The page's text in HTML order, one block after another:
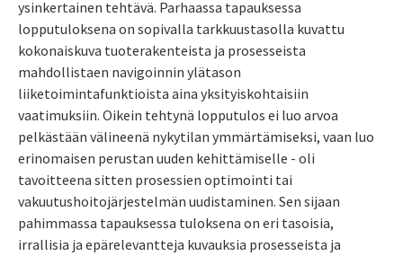
ysinkertainen tehtävä. Parhaassa tapauksessa
lopputuloksena on sopivalla tarkkuustasolla kuvattu
kokonaiskuva tuoterakenteista ja prosesseista
mahdollistaen navigoinnin ylätason
liiketoimintafunktioista aina yksityiskohtaisiin
vaatimuksiin. Oikein tehtynä lopputulos ei luo arvoa
pelkästään välineenä nykytilan ymmärtämiseksi, vaan luo
erinomaisen perustan uuden kehittämiselle - oli
tavoitteena sitten prosessien optimointi tai
vakuutushoitojärjestelmän uudistaminen. Sen sijaan
pahimmassa tapauksessa tuloksena on eri tasoisia,
irrallisia ja epärelevantteja kuvauksia prosesseista ja